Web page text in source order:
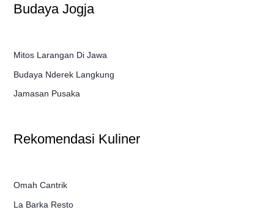
Budaya Jogja
Mitos Larangan Di Jawa
Budaya Nderek Langkung
Jamasan Pusaka
Rekomendasi Kuliner
Omah Cantrik
La Barka Resto